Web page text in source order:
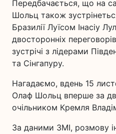
Передбачається, що на
Шольц також
Бразилії Луїсом Інасіу
двосторонніх
зустрічі з лідерами
та Сінгапуру.
Нагадаємо, вдень 15
Олаф Шольц вперше за
очільником Кремля
За даними ЗМІ, розмову